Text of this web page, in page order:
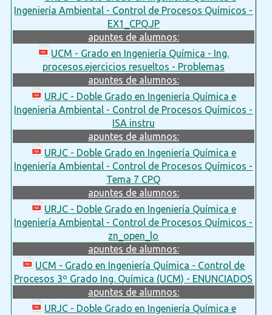
Ingeniería Ambiental - Control de Procesos Químicos -
EX1_CPQ.JP
apuntes de alumnos:
UCM - Grado en Ingeniería Química - Ing.
procesos.ejercicios resueltos - Problemas
apuntes de alumnos:
URJC - Doble Grado en Ingeniería Química e
Ingeniería Ambiental - Control de Procesos Químicos -
ISA instru
apuntes de alumnos:
URJC - Doble Grado en Ingeniería Química e
Ingeniería Ambiental - Control de Procesos Químicos -
Tema 7 CPQ
apuntes de alumnos:
URJC - Doble Grado en Ingeniería Química e
Ingeniería Ambiental - Control de Procesos Químicos -
zn_open_lo
apuntes de alumnos:
UCM - Grado en Ingeniería Química - Control de
Procesos 3º Grado Ing. Química (UCM) - ENUNCIADOS
apuntes de alumnos:
URJC - Doble Grado en Ingeniería Química e